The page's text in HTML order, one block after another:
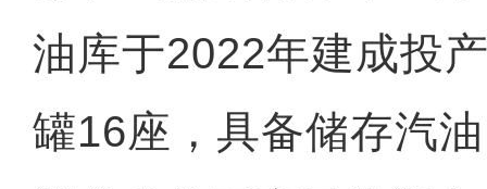
油库于2022年建成投
罐16座，具备储存汽